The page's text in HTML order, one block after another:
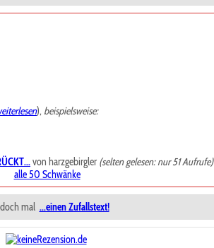
),beispielsweise:
von harzgebirgler (selten gelesen: nur 51 Aufrufe)
alle 50 Schwänke
mal ...einen Zufallstext!